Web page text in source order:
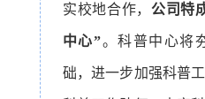
实校地合作， 公司特
中心”。科普中心将
础，进一步加强科普